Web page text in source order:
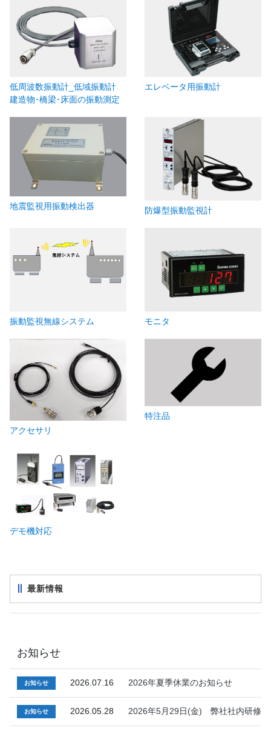
低周波数振動計_低域振動計
建造物･橋梁･床面の振動測定
エレベータ用振動計
地震監視用振動検出器 防爆型振動監視計
振動監視無線システム モニタ
アクセサリ
特注品
デモ機対応
最新情報
お知らせ
お知らせ 2026.07.16 2026年夏季休業のお知らせ
お知らせ 2026.05.28 2026年5月29日(金) 弊社社内研修の